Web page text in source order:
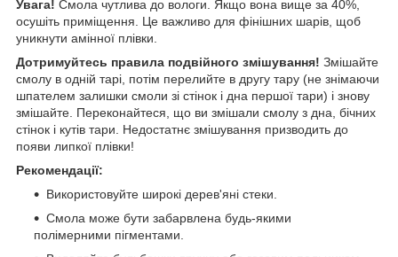
Увага! Смола чутлива до вологи. Якщо вона вище за 40%,
осушіть приміщення. Це важливо для фінішних шарів, щоб
уникнути амінної плівки.
Дотримуйтесь правила подвійного змішування! Змішайте
смолу в одній тарі, потім перелийте в другу тару (не знімаючи
шпателем залишки смоли зі стінок і дна першої тари) і знову
змішайте. Переконайтеся, що ви змішали смолу з дна, бічних
стінок і кутів тари. Недостатнє змішування призводить до
появи липкої плівки!
Рекомендації:
Використовуйте широкі дерев'яні стеки.
Смола може бути забарвлена будь-якими
полімерними пігментами.